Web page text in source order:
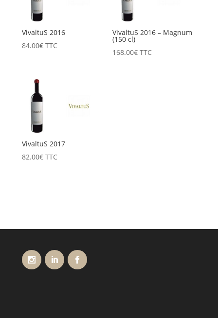
VivaltuS 2016
84.00€ TTC
VivaltuS 2016 – Magnum
(150 cl)
168.00€ TTC
VivaltuS 2017
82.00€ TTC